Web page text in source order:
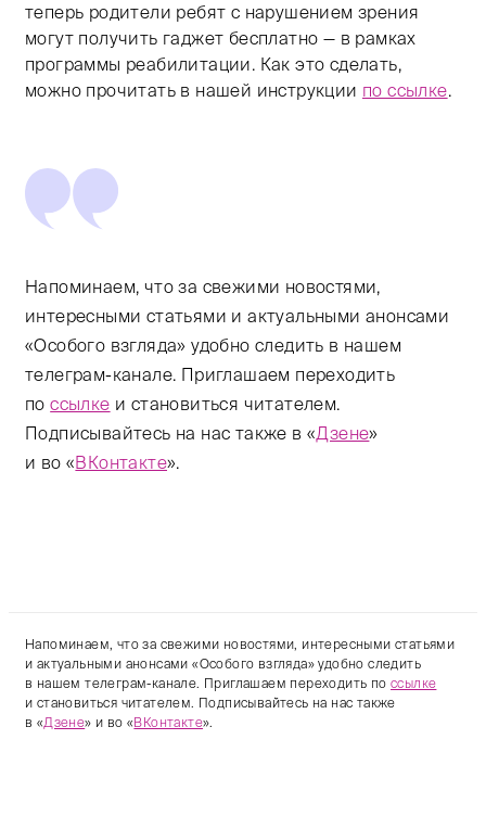
теперь родители ребят с нарушением зрения
могут получить гаджет бесплатно — в рамках
программы реабилитации. Как это сделать,
можно прочитать в нашей инструкции по ссылке.
Напоминаем, что за свежими новостями,
интересными статьями и актуальными анонсами
«Особого взгляда» удобно следить в нашем
телеграм-канале. Приглашаем переходить
поссылке и становиться читателем.
Подписывайтесь на нас также в «Дзене»
и во «ВКонтакте».
Напоминаем, что за свежими новостями, интересными статьями
и актуальными анонсами «Особого взгляда» удобно следить
в нашем телеграм-канале. Приглашаем переходить по ссылке
и становиться читателем. Подписывайтесь на нас также
в «Дзене» и во «ВКонтакте».